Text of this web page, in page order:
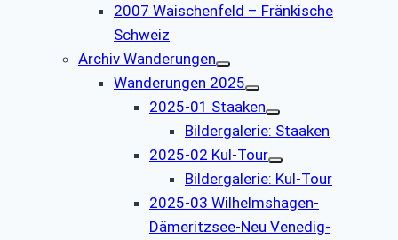
2007 Waischenfeld – Fränkische
Schweiz
Archiv Wanderungen
Wanderungen 2025
2025-01 Staaken
Bildergalerie: Staaken
2025-02 Kul-Tour
Bildergalerie: Kul-Tour
2025-03 Wilhelmshagen-
Dämeritzsee-Neu Venedig-